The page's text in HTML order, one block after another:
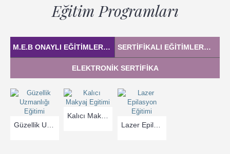
Eğitim Programları
M.E.B ONAYLI EĞITIMLER
Tümüne Git SERTIFIKALI EĞITIMLER
Tümüne
ELEKTRONIK SERTIFIKA